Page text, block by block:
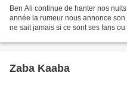
Ben Ali continue de hanter nos
année la rumeur nous annonce
ne sait jamais si ce sont ses fans
Zaba Kaaba